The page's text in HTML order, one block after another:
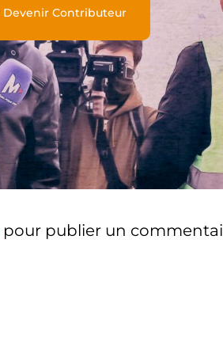
Devenir Contributeur
pour publier un